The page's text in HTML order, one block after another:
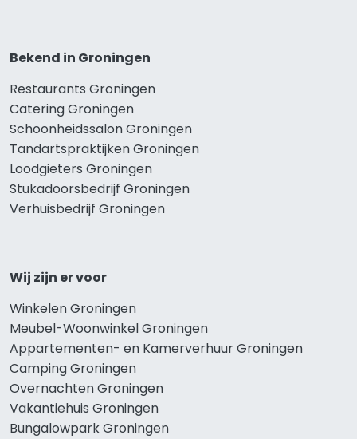
Bekend in Groningen
Restaurants Groningen
Catering Groningen
Schoonheidssalon Groningen
Tandartspraktijken Groningen
Loodgieters Groningen
Stukadoorsbedrijf Groningen
Verhuisbedrijf Groningen
Wij zijn er voor
Winkelen Groningen
Meubel-Woonwinkel Groningen
Appartementen- en Kamerverhuur Groningen
Camping Groningen
Overnachten Groningen
Vakantiehuis Groningen
Bungalowpark Groningen